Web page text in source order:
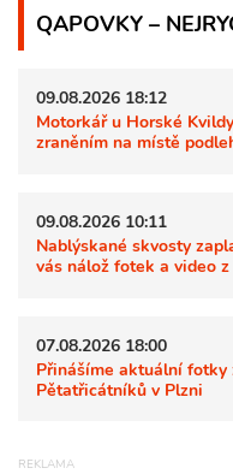
QAPOVKY –
09.08.2026 18:12
Motorkář u Horské
zraněním na místě
09.08.2026 10:11
Nablýskané skvosty
vás nálož fotek a video
07.08.2026 18:00
Přinášíme aktuální fotky
Pětatřicátníků v Plzni